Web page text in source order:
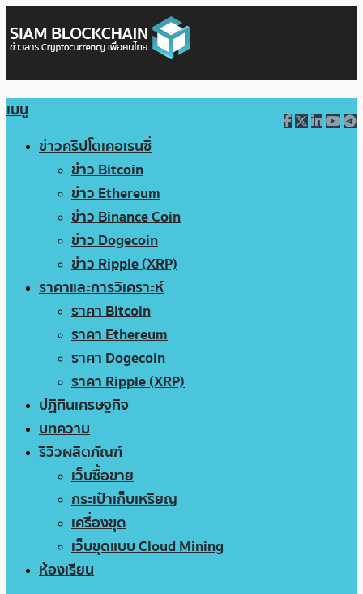
เมนู
ข่าวคริปโตเคอเรนซี่
ข่าว Bitcoin
ข่าว Ethereum
ข่าว Binance Coin
ข่าว Dogecoin
ข่าว Ripple (XRP)
ราคาและการวิเคราะห์
ราคา Bitcoin
ราคา Ethereum
ราคา Dogecoin
ราคา Ripple (XRP)
ปฏิทินเศรษฐกิจ
บทความ
รีวิวผลิตภัณฑ์
เว็บซื้อขาย
กระเป๋าเก็บเหรียญ
เครื่องขุด
เว็บขุดแบบ Cloud Mining
ห้องเรียน